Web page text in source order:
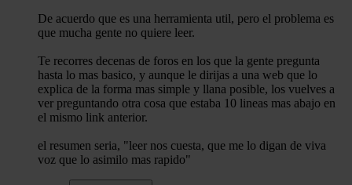
De acuerdo que es una herramienta util, pero el problema es
que mucha gente no quiere leer.
Te recorres decenas de foros en los que la gente pregunta
hasta lo mas basico, y aunque le dirijas a una web que lo
explica de la forma mas simple y llana posible, los vuelves a
ver preguntando otra cosa que estaba 10 lineas mas abajo en
el mismo link anterior.
el resumen seria, "leer nos cuesta, que me lo digan de viva
voz que lo asimilo mas rapido"